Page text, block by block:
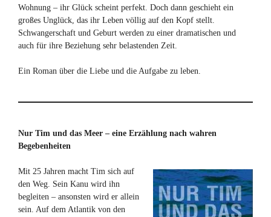
Wohnung – ihr Glück scheint perfekt. Doch dann geschieht ein
großes Unglück, das ihr Leben völlig auf den Kopf stellt.
Schwangerschaft und Geburt werden zu einer dramatischen und
auch für ihre Beziehung sehr belastenden Zeit.
Ein Roman über die Liebe und die Aufgabe zu leben.
Nur Tim und das Meer – eine Erzählung nach wahren
Begebenheiten
Mit 25 Jahren macht Tim sich auf
den Weg. Sein Kanu wird ihn
begleiten – ansonsten wird er allein
sein. Auf dem Atlantik von den